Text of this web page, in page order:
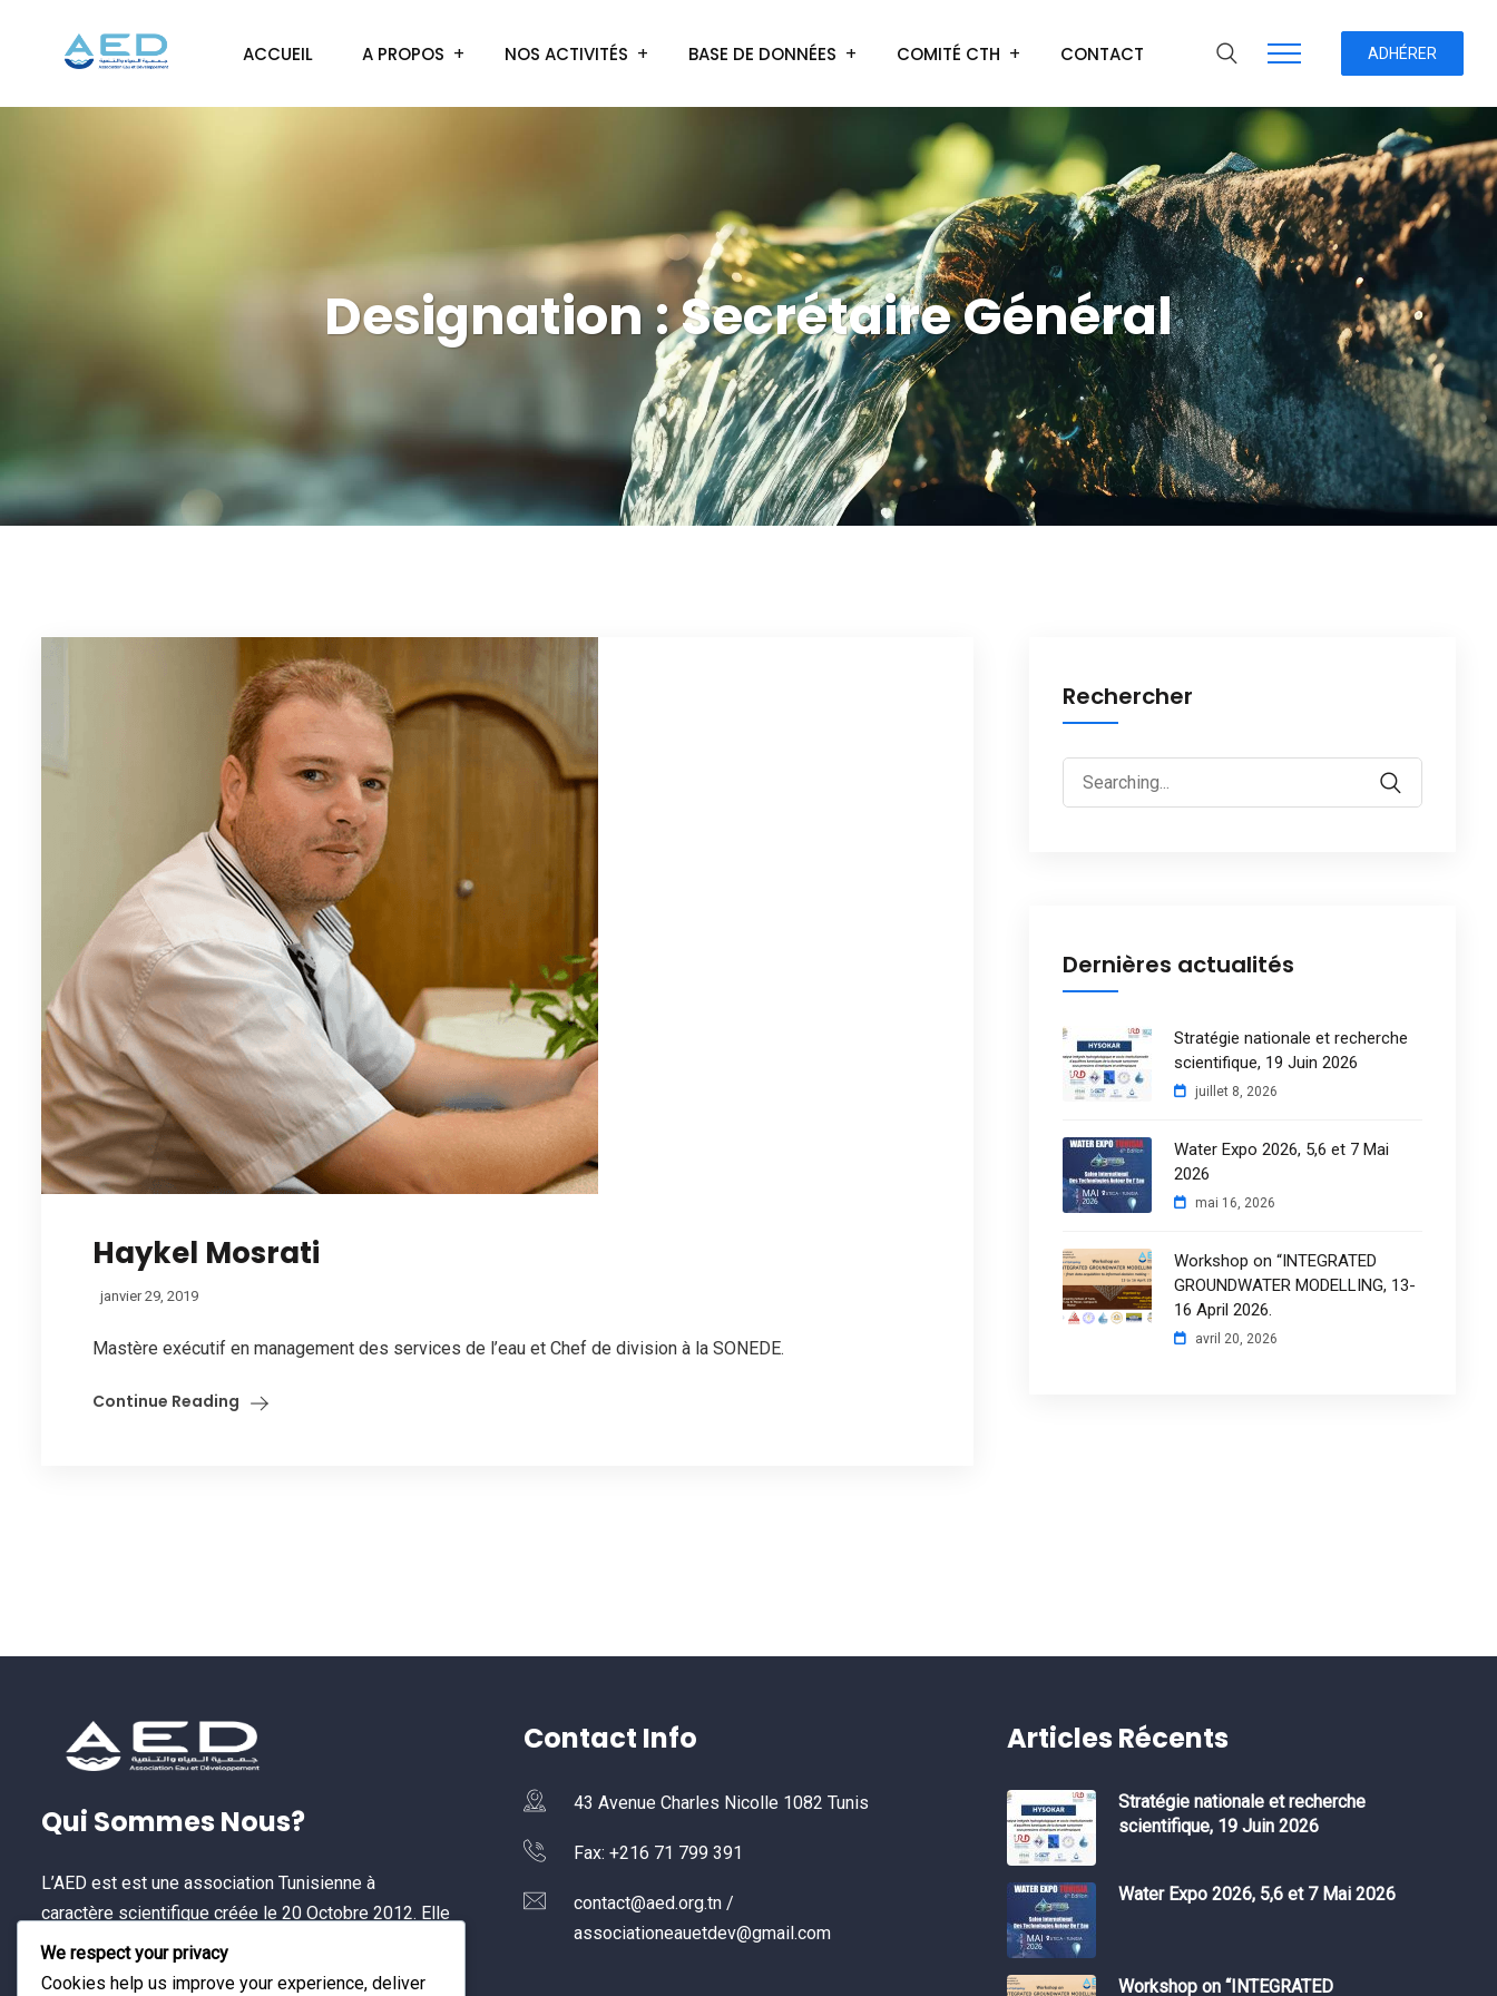
ACCUEIL A PROPOS NOS ACTIVITÉS BASE DE DONNÉES COMITÉ CTH CONTACT ADHÉRER
Designation :Secrétaire Général
Haykel Mosrati
janvier 29, 2019
Mastère exécutif en management des services de l’eau et Chef de division à la SONEDE.
Continue Reading
Rechercher
Dernières actualités
Stratégie nationale et recherche
scientifique, 19 Juin 2026
juillet 8, 2026
Water Expo 2026, 5,6 et 7 Mai
2026
mai 16, 2026
Workshop on “INTEGRATED
GROUNDWATER MODELLING, 13-
16 April 2026.
avril 20, 2026
Qui Sommes Nous?
L’AED est est une association Tunisienne à
caractère scientifique créée le 20 Octobre 2012. Elle
est une plateforme multi-acteurs permettant de
contribuer à un développement durable et à
Contact Info
43 Avenue Charles Nicolle 1082 Tunis
Fax: +216 71 799 391
contact@aed.org.tn /
associationeauetdev@gmail.com
Articles Récents
Stratégie nationale et recherche
scientifique, 19 Juin 2026
Water Expo 2026, 5,6 et 7 Mai 2026
Workshop on “INTEGRATED
We respect your privacy
Cookies help us improve your experience, deliver